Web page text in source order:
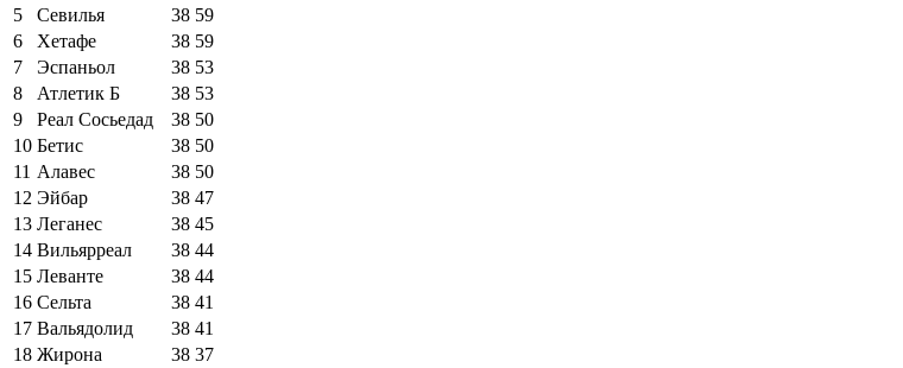
5
Севилья 38 59
6
Хетафе 38 59
7
Эспаньол 38 53
8
Атлетик Б 38 53
9
Реал Сосьедад 38 50
10 Бетис 38 50
11 Алавес 38 50
12 Эйбар 38 47
13 Леганес 38 45
14 Вильярреал 38 44
15 Леванте 38 44
16 Сельта 38 41
17 Вальядолид 38 41
18 Жирона 38 37